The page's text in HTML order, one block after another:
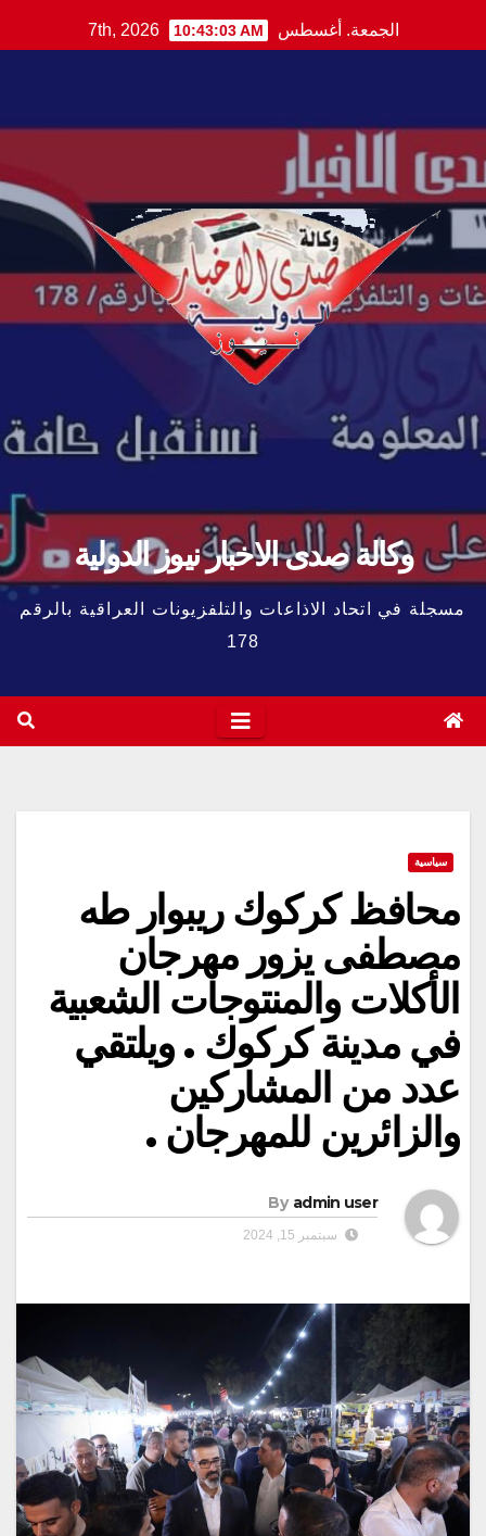
to
الجمعة. أغسطس 7th, 2026 10:43:04 AM
وكالة صدى الاخبار نيوز الدولية
مسجلة في اتحاد الاذاعات والتلفزيونات العراقية بالرقم
178
سياسية
محافظ كركوك ريبوار طه
مصطفى يزور مهرجان
الأكلات والمنتوجات الشعبية
في مدينة كركوك . ويلتقي
عدد من المشاركين
والزائرين للمهرجان .
By admin user
سبتمبر 15, 2024